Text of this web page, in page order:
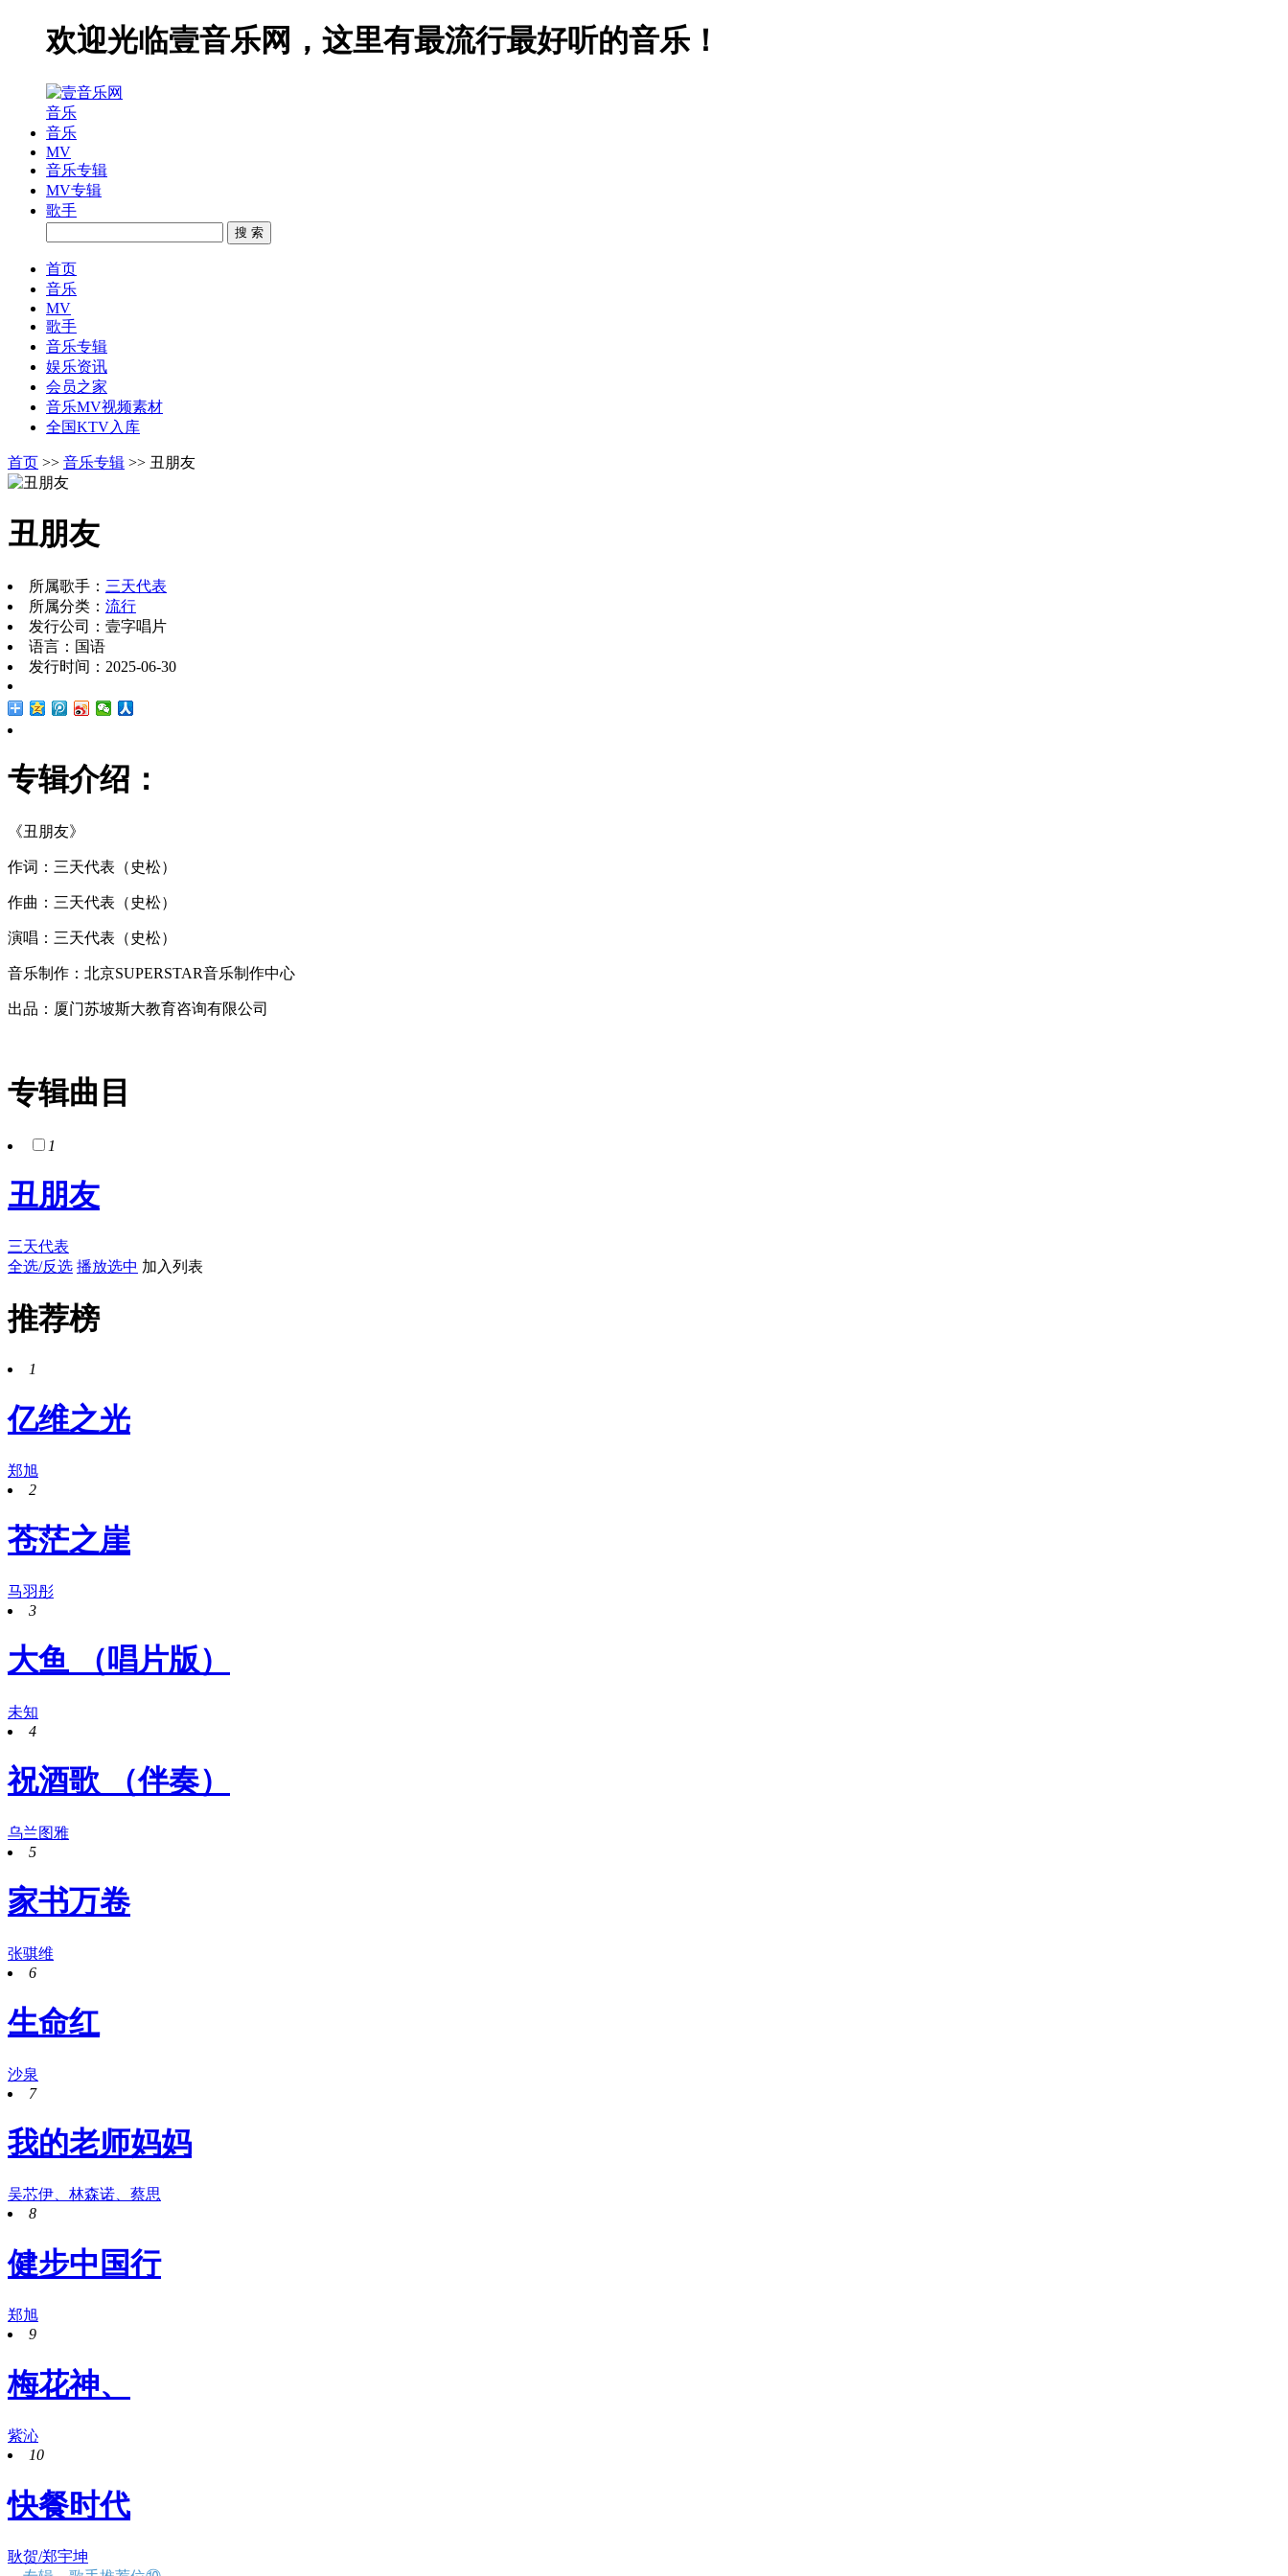
欢迎光临壹音乐网，这里有最流行最好听的音乐！
音乐
音乐
MV
音乐专辑
MV专辑
歌手
搜 索
首页
音乐
MV
歌手
音乐专辑
娱乐资讯
会员之家
音乐MV视频素材
全国KTV入库
首页 >> 音乐专辑 >> 丑朋友
丑朋友
所属歌手： 三天代表
所属分类： 流行
发行公司：壹字唱片
语言：国语
发行时间：2025-06-30
专辑介绍：
《丑朋友》
作词：三天代表（史松）
作曲：三天代表（史松）
演唱：三天代表（史松）
音乐制作：北京SUPERSTAR音乐制作中心
出品：厦门苏坡斯大教育咨询有限公司
专辑曲目
1
丑朋友
三天代表
全选/反选 播放选中 加入列表
推荐榜
1
亿维之光
郑旭
2
苍茫之崖
马羽彤
3
大鱼 （唱片版）
未知
4
祝酒歌 （伴奏）
乌兰图雅
5
家书万卷
张骐维
6
生命红
沙泉
7
我的老师妈妈
吴芯伊、林森诺、蔡思
8
健步中国行
郑旭
9
梅花神、
紫沁
10
快餐时代
耿贺/郑宇坤